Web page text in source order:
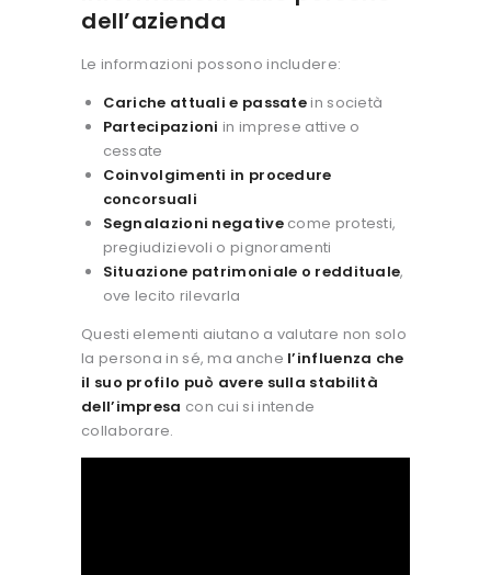
dell’azienda
Le informazioni possono includere:
Cariche attuali e passate in società
Partecipazioni in imprese attive o
cessate
Coinvolgimenti in procedure
concorsuali
Segnalazioni negative come protesti,
pregiudizievoli o pignoramenti
Situazione patrimoniale o reddituale,
ove lecito rilevarla
Questi elementi aiutano a valutare non solo
la persona in sé, ma anche l’influenza che
il suo profilo può avere sulla stabilità
dell’impresa con cui si intende
collaborare.